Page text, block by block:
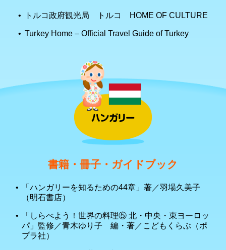
トルコ政府観光局 トルコ HOME OF CULTURE
Turkey Home – Official Travel Guide of Turkey
書籍・冊子・ガイドブック
「ハンガリーを知るための44章」著／羽場久美子
（明石書店）
「しらべよう！世界の料理⑤ 北・中央・東ヨーロッ
パ」監修／青木ゆり子 編・著／こどもくらぶ（ポ
プラ社）